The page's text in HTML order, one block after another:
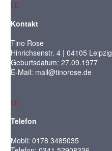

Kontakt
Tino Rose
Hinrichsenstr. 4 | 04105 Leipzig
Geburtsdatum: 27.09.1977
E-Mail: mail@tinorose.de

Telefon
Mobil: 0178 3485035